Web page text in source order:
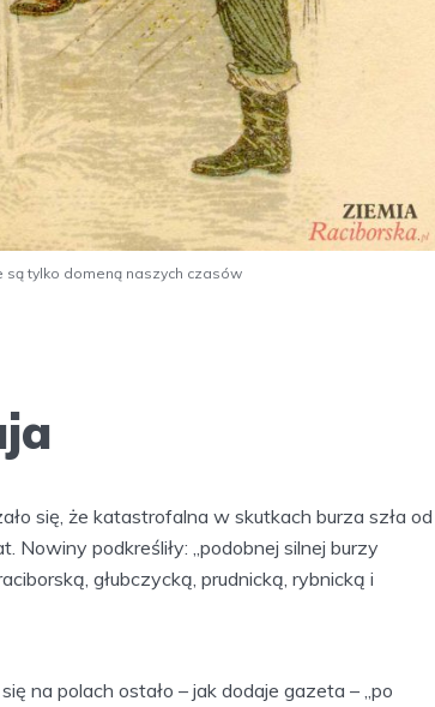
tylko domeną naszych czasów
się, że katastrofalna w skutkach burza szła od
Nowiny podkreśliły: „podobnej silnej burzy
głubczycką, prudnicką, rybnicką i
na polach ostało – jak dodaje gazeta – „po